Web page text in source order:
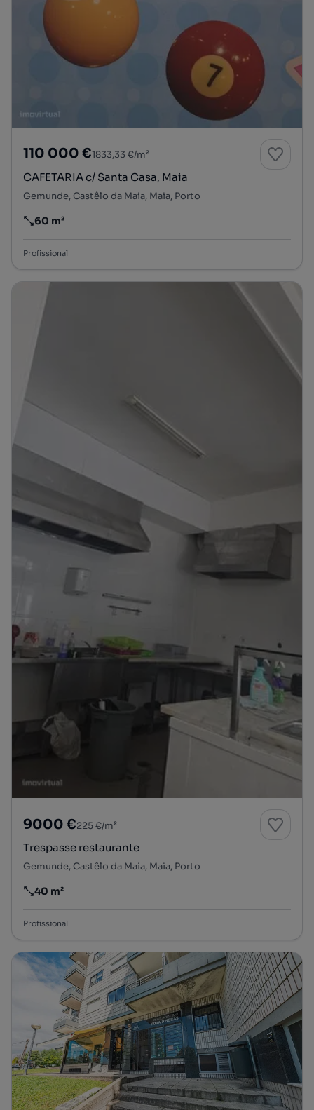
110 000 €1833,33 €/m²
CAFETARIA c/ Santa Casa, Maia
Gemunde, Castêlo da Maia, Maia, Porto
Preço por metro quadrado
60 m²
Profissional
9000 €225 €/m²
Trespasse restaurante
Gemunde, Castêlo da Maia, Maia, Porto
Preço por metro quadrado
40 m²
Profissional